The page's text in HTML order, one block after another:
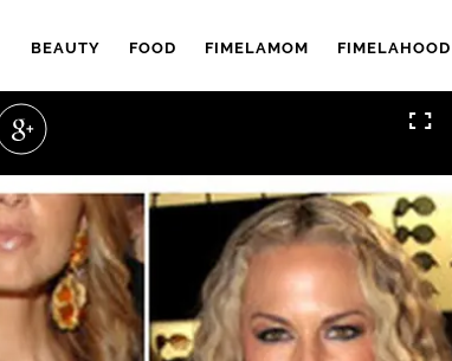
BEAUTY FOOD FIMELAMOM FIMELAHOOD